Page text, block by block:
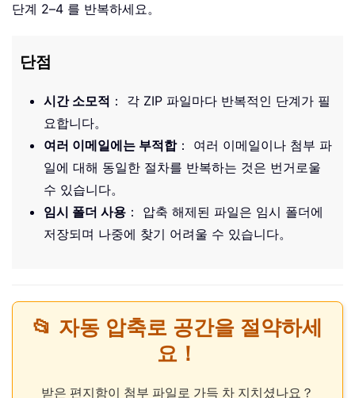
단계 2–4 를 반복하세요。
단점
시간 소모적 ： 각 ZIP 파일마다 반복적인 단계가 필
요합니다。
여러 이메일에는 부적합： 여러 이메일이나 첨부 파
일에 대해 동일한 절차를 반복하는 것은 번거로울
수 있습니다。
임시 폴더 사용 ： 압축 해제된 파일은 임시 폴더에
저장되며 나중에 찾기 어려울 수 있습니다。
📂 자동 압축로 공간을 절약하세
요！
받은 편지함이 첨부 파일로 가득 차 지치셨나요？